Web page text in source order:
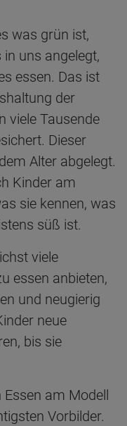
was grün ist,
uns angelegt,
essen. Das ist
der
viele Tausende
Dieser
Alter abgelegt.
Kinder am
sie kennen, was
süß ist.
viele
essen anbieten,
und neugierig
neue
bis sie
am Modell
Vorbilder.